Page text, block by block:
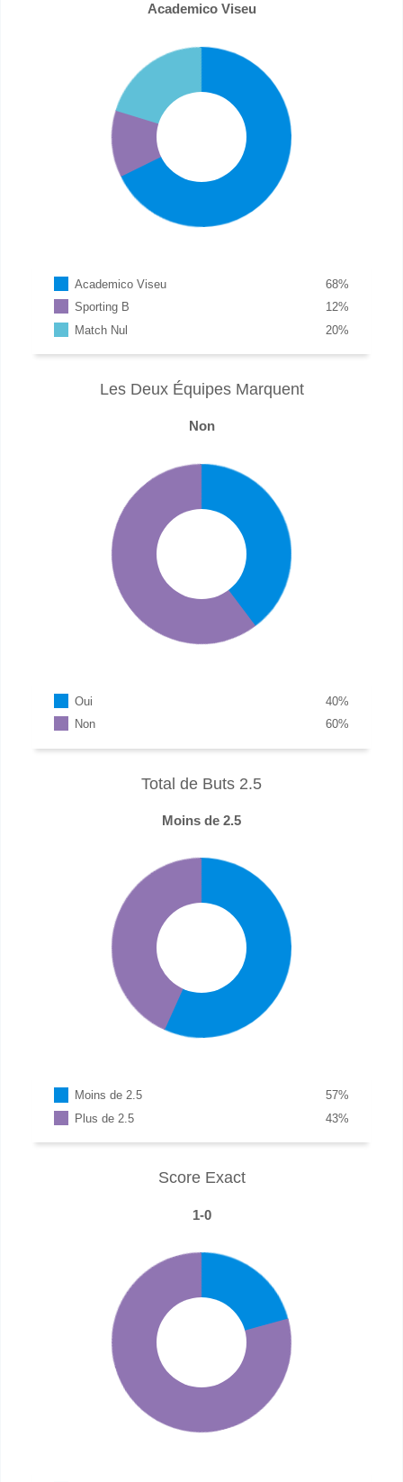
Academico Viseu
Academico Viseu %
68
Sporting B
%
12
Match Nul
%
20
Les Deux Équipes Marquent
Non
Oui %
40
Non
%
60
Total de Buts 2.5
Moins de 2.5
Moins de 2.5 %
57
Plus de 2.5
%
43
Score Exact
1-0